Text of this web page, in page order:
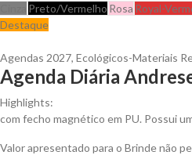
Preto/Vermelho Rosa Royal-
Destaque
Agendas 2027, Ecológicos-Materiais
Agenda Diária
Highlights:
com fecho magnético em PU. Possui
Valor apresentado para o Brinde não